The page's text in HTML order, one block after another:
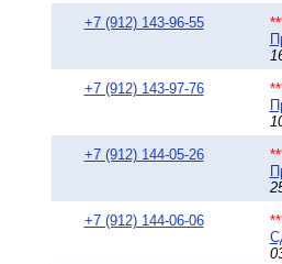
+7 (912) 143-96-55
+7 (912) 143-97-76
+7 (912) 144-05-26
+7 (912) 144-06-06